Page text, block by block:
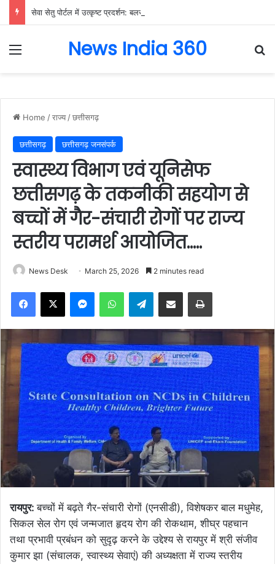
Menu News India 360
Home /राज्य /छत्तीसगढ़
छत्तीसगढ़ छत्तीसगढ़ जनसंपर्क
स्वास्थ्य विभाग एवं यूनिसेफ
छत्तीसगढ़ के तकनीकी सहयोग से
बच्चों में गैर-संचारी रोगों पर राज्य
स्तरीय परामर्श आयोजित…..
News Desk March 25, 2026 2 minutes read
Facebook
X MessengerWhatsAppTelegramShare via Email Print
रायपुर:बच्चों में बढ़ते गैर-संचारी रोगों (एनसीडी), विशेषकर बाल मधुमेह,
सिकल सेल रोग एवं जन्मजात हृदय रोग की रोकथाम, शीघ्र पहचान
तथा प्रभावी प्रबंधन को सुदृढ़ करने के उद्देश्य से रायपुर में श्री संजीव
कुमार झा (संचालक, स्वास्थ्य सेवाएं) की अध्यक्षता में राज्य स्तरीय